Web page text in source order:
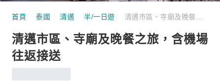
首頁 泰國 清邁 半/一日遊
清邁市區、寺廟及晚餐之旅，含機場
往返接送